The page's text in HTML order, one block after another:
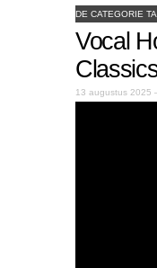
DE CATEGORIE
Vocal
13 augustus 2025